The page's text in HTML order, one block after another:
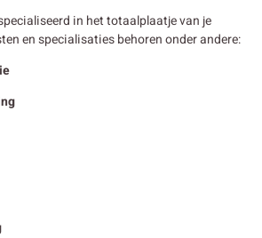
in het totaalplaatje van je
en specialisaties behoren onder andere: